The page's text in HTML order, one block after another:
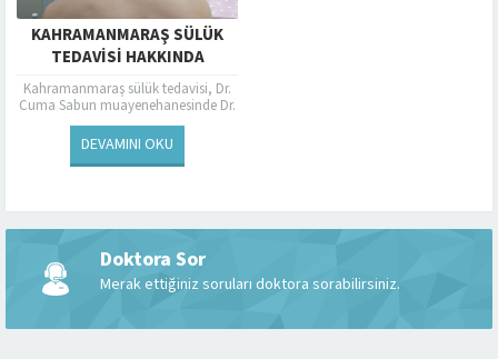
KAHRAMANMARAŞ SÜLÜK
TEDAVISI HAKKINDA
BILGILENDIRME
Kahramanmaraş sülük tedavisi, Dr.
Cuma Sabun muayenehanesinde Dr.
Cuma Sabun ve yardımcıları
tarafından uygulanmaktadır.
Kahramanmaraş’ta doktor
gözetiminde, uzman sertifikalı ve...
DEVAMINI OKU
Doktora Sor
Merak ettiğiniz soruları doktora sorabilirsiniz.